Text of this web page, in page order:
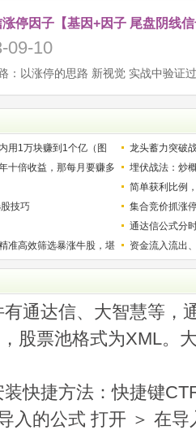
停因子【基因+因子 尾盘阴线
09-10
用1万块赚到1个亿（图
龙头蓄力突破
的技巧（图解
十倍收益，那每月要赚多
埋伏战法：炒
简单获利比例
用
技巧
集合竞价抓涨
通达信公式分
准高效筛选暴涨牛股，堪
资金流入流出
通达信、大智慧等，
股票池格式为XML。
快捷方法：快捷键
入的公式 打开 ＞ 在